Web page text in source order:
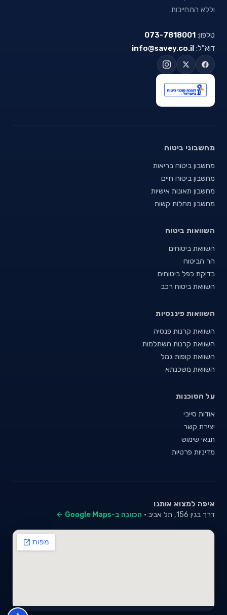
וללא התחייבות.
טלפון: 073-7818001
דוא"ל: info@savey.co.il
מחשבוני ביטוח
מחשבון ביטוח בריאות
מחשבון ביטוח חיים
מחשבון תאונות אישיות
מחשבון מחלות קשות
השוואות ביטוח
השוואת ביטוחים
הר הביטוח
בדיקת כפל ביטוחים
השוואת ביטוח רכב
השוואות פיננסיות
השוואת קרנות פנסיה
השוואת קרנות השתלמות
השוואת קופות גמל
השוואת משכנתא
על הסוכנות
אודות סייבי
יצירת קשר
תנאי שימוש
מדיניות פרטיות
איפה למצוא אותנו
דרך בגין 156, תל אביב · הכוונה ב-Google Maps ←